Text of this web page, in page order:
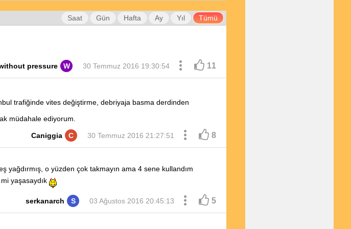
Saat Gün Hafta Ay Yıl Tümü
pressure W 30 Temmuz 2016 19:30:54 11
trafiğinde vites değiştirme, debriyaja basma derdinden
müdahale ediyorum.
Caniggia C 30 Temmuz 2016 21:27:51 8
yağdırmış, o yüzden çok takmayın ama 4 sene kullandım
yaşasaydık
serkanarch S 03 Ağustos 2016 20:45:13 5